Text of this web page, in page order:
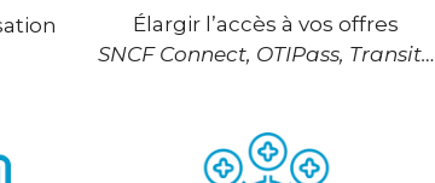
Élargir l’accès à vos offres
SNCF Connect, OTIPass, Transit…